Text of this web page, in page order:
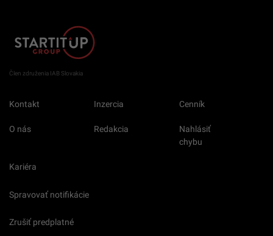
Člen združenia IAB Slovakia
Kontakt Inzercia Cenník
O nás Redakcia
Nahlásiť
chybu
Kariéra
Spravovať notifikácie
Zrušiť predplatné